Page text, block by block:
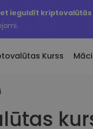
ieguldīt kriptovalūtās
Kurss
Nesen
Pērciet vairāk nekā 300
kriptovalūtas